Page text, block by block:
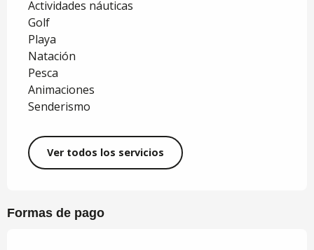
Actividades náuticas
Golf
Playa
Natación
Pesca
Animaciones
Senderismo
Ver todos los servicios
Formas de pago